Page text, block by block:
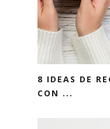
8 IDEAS DE
CON ...